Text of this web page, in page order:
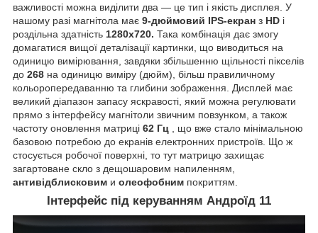
важливості можна виділити два — це тип і якість дисплея. У
нашому разі магнітола має 9-дюймовий IPS-екран з HD і
роздільна здатність 1280х720. Така комбінація дає змогу
домагатися вищої деталізації картинки, що виводиться на
одиницю вимірювання, завдяки збільшенню щільності пікселів
до 268 на одиницю виміру (дюйм), більш правиличному
кольоропередаванню та глибини зображення. Дисплей має
великий діапазон запасу яскравості, який можна регулювати
прямо з інтерфейсу магнітоли звичним повзунком, а також
частоту оновлення матриці 62 Гц , що вже стало мінімальною
базовою потребою до екранів електронних пристроїв. Що ж
стосується робочої поверхні, то тут матрицю захищає
загартоване скло з дещошаровим напиленням,
антивідблисковим и олеофобним покриттям.
Інтерфейс під керуванням Андроїд 11